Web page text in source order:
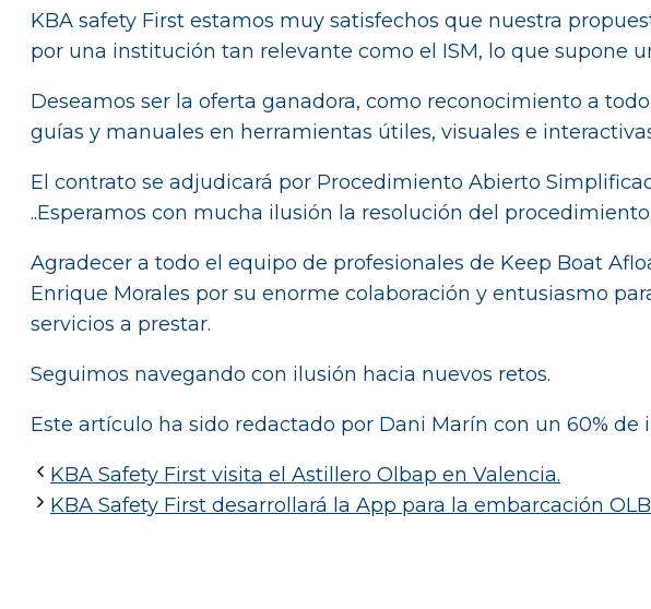
KBA safety First estamos muy satisfechos que nuestra
por una institución tan relevante como el ISM, lo que supone
Deseamos ser la oferta ganadora, como reconocimiento a
guías y manuales en herramientas útiles, visuales e
El contrato se adjudicará por Procedimiento Abierto
..Esperamos con mucha ilusión la resolución del procedimiento.
Agradecer a todo el equipo de profesionales de Keep Boat
Enrique Morales por su enorme colaboración y entusiasmo
servicios a prestar.
Seguimos navegando con ilusión hacia nuevos retos.
Este artículo ha sido redactado por Dani Marín con un 60% de
KBA Safety First visita el Astillero Olbap en Valencia.
KBA Safety First desarrollará la App para la embarcación